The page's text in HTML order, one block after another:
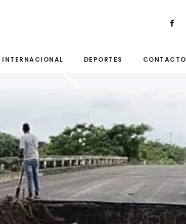
INTERNACIONAL DEPORTES CONTACTO